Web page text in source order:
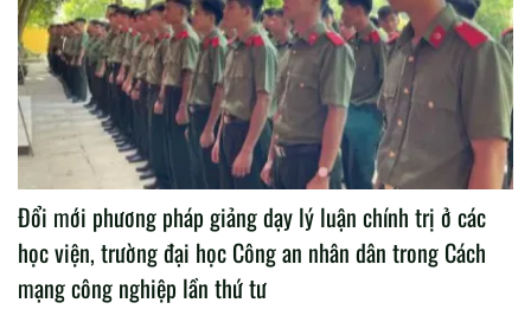
Đổi mới phương pháp giảng dạy lý luận chính trị ở các
học viện, trường đại học Công an nhân dân trong Cách
mạng công nghiệp lần thứ tư